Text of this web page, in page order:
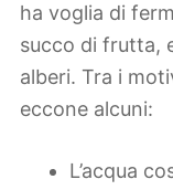
ha voglia di
succo di frutta,
alberi. Tra i
eccone alcuni:
L’acqua